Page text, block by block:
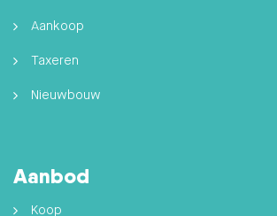
Aankoop
Taxeren
Nieuwbouw
Aanbod
Koop